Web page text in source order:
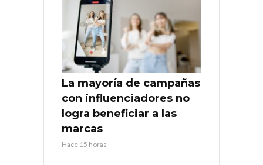
La mayoría de campañas
con influenciadores no
logra beneficiar a las
marcas
Hace 15 horas